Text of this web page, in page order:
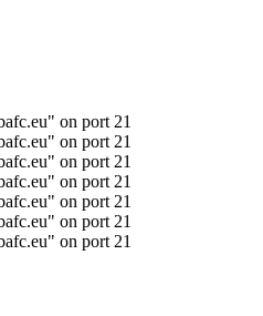
on port 21
on port 21
on port 21
on port 21
on port 21
on port 21
on port 21